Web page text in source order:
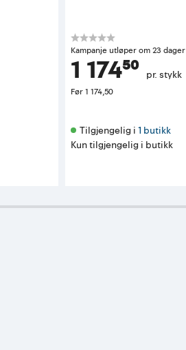
Kampanje utløper om 23 dager
1 174⁵⁰ pr. stykk
Før1 174,50
Tilgjengelig i 1 butikk
Kun tilgjengelig i butikk